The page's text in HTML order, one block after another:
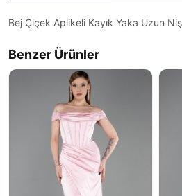
Bej Çiçek Aplikeli Kayık Yaka Uzun
Benzer Ürünler